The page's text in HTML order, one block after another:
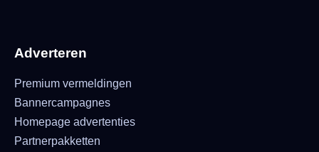
Adverteren
Premium vermeldingen
Bannercampagnes
Homepage advertenties
Partnerpakketten